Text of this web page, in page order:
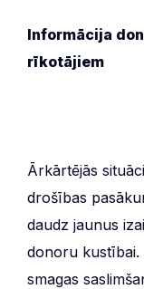
Informācija
rīkotājiem
Ārkārtējās
drošības
daudz jaunus
donoru
smagas